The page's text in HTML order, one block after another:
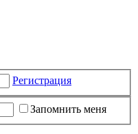
Регистрация
Запомнить меня